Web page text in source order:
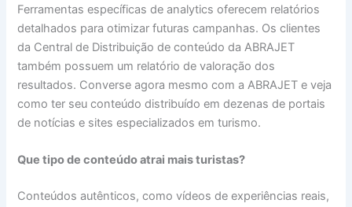
Ferramentas específicas de analytics oferecem relatórios
detalhados para otimizar futuras campanhas. Os clientes
da Central de Distribuição de conteúdo da ABRAJET
também possuem um relatório de valoração dos
resultados. Converse agora mesmo com a ABRAJET e veja
como ter seu conteúdo distribuído em dezenas de portais
de notícias e sites especializados em turismo.
Que tipo de conteúdo atrai mais turistas?
Conteúdos autênticos, como vídeos de experiências reais,